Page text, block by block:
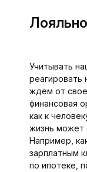
Учитывать
реагировать
ждём от
финансовая
как к
жизнь может
Например,
зарплатным
по ипотеке,